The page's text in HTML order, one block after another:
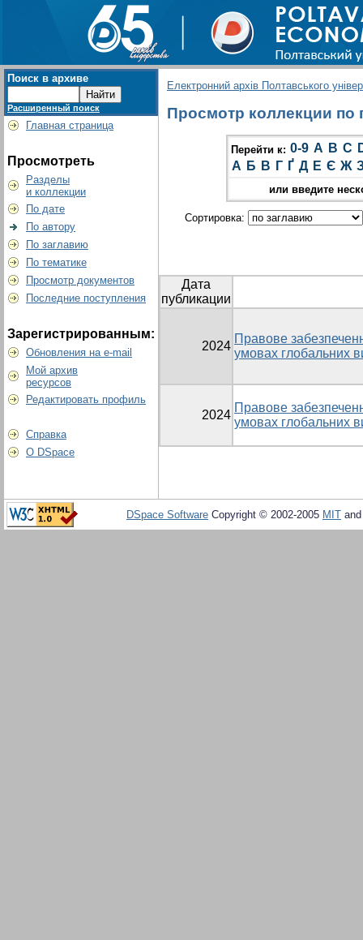
Поиск в архиве
Расширенный поиск
Главная страница
Просмотреть
Разделы
и коллекции
По дате
По автору
По заглавию
По тематике
Просмотр документов
Последние поступления
Зарегистрированным:
Обновления на e-mail
Мой архив
ресурсов
Редактировать профиль
Справка
О DSpace
Електронний архів Полтавського
Просмотр коллекции по
Перейти к: 0-9 A B C
А Б В Г Ґ Д Е Є Ж
или введите
Сортировка:
Дата
публикации
2024
Правове
умовах глобальних
2024
Правове
умовах глобальних
DSpace Software Copyright © 2002-2005 MIT